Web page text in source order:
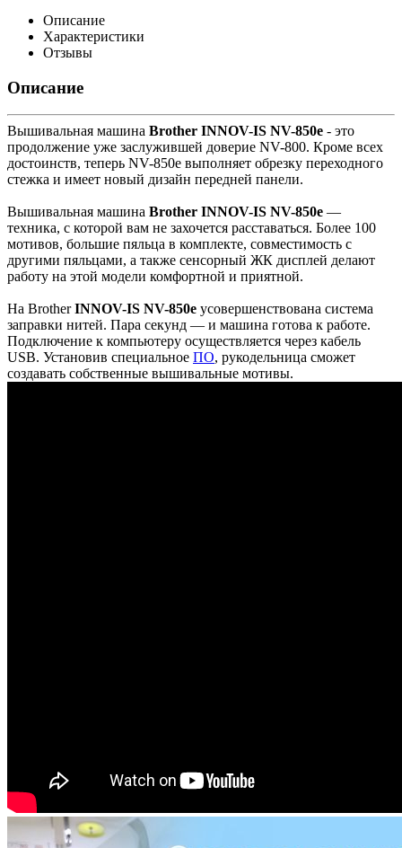
Описание
Характеристики
Отзывы
Описание
Вышивальная машина Brother INNOV-IS NV-850e - это
продолжение уже заслужившей доверие NV-800. Кроме всех
достоинств, теперь NV-850e выполняет обрезку переходного
стежка и имеет новый дизайн передней панели.
Вышивальная машина Brother INNOV-IS NV-850e —
техника, с которой вам не захочется расставаться. Более 100
мотивов, большие пяльца в комплекте, совместимость с
другими пяльцами, а также сенсорный ЖК дисплей делают
работу на этой модели комфортной и приятной.
На BrotherINNOV-IS NV-850e усовершенствована система
заправки нитей. Пара секунд — и машина готова к работе.
Подключение к компьютеру осуществляется через кабель
USB. Установив специальное ПО, рукодельница сможет
создавать собственные вышивальные мотивы.